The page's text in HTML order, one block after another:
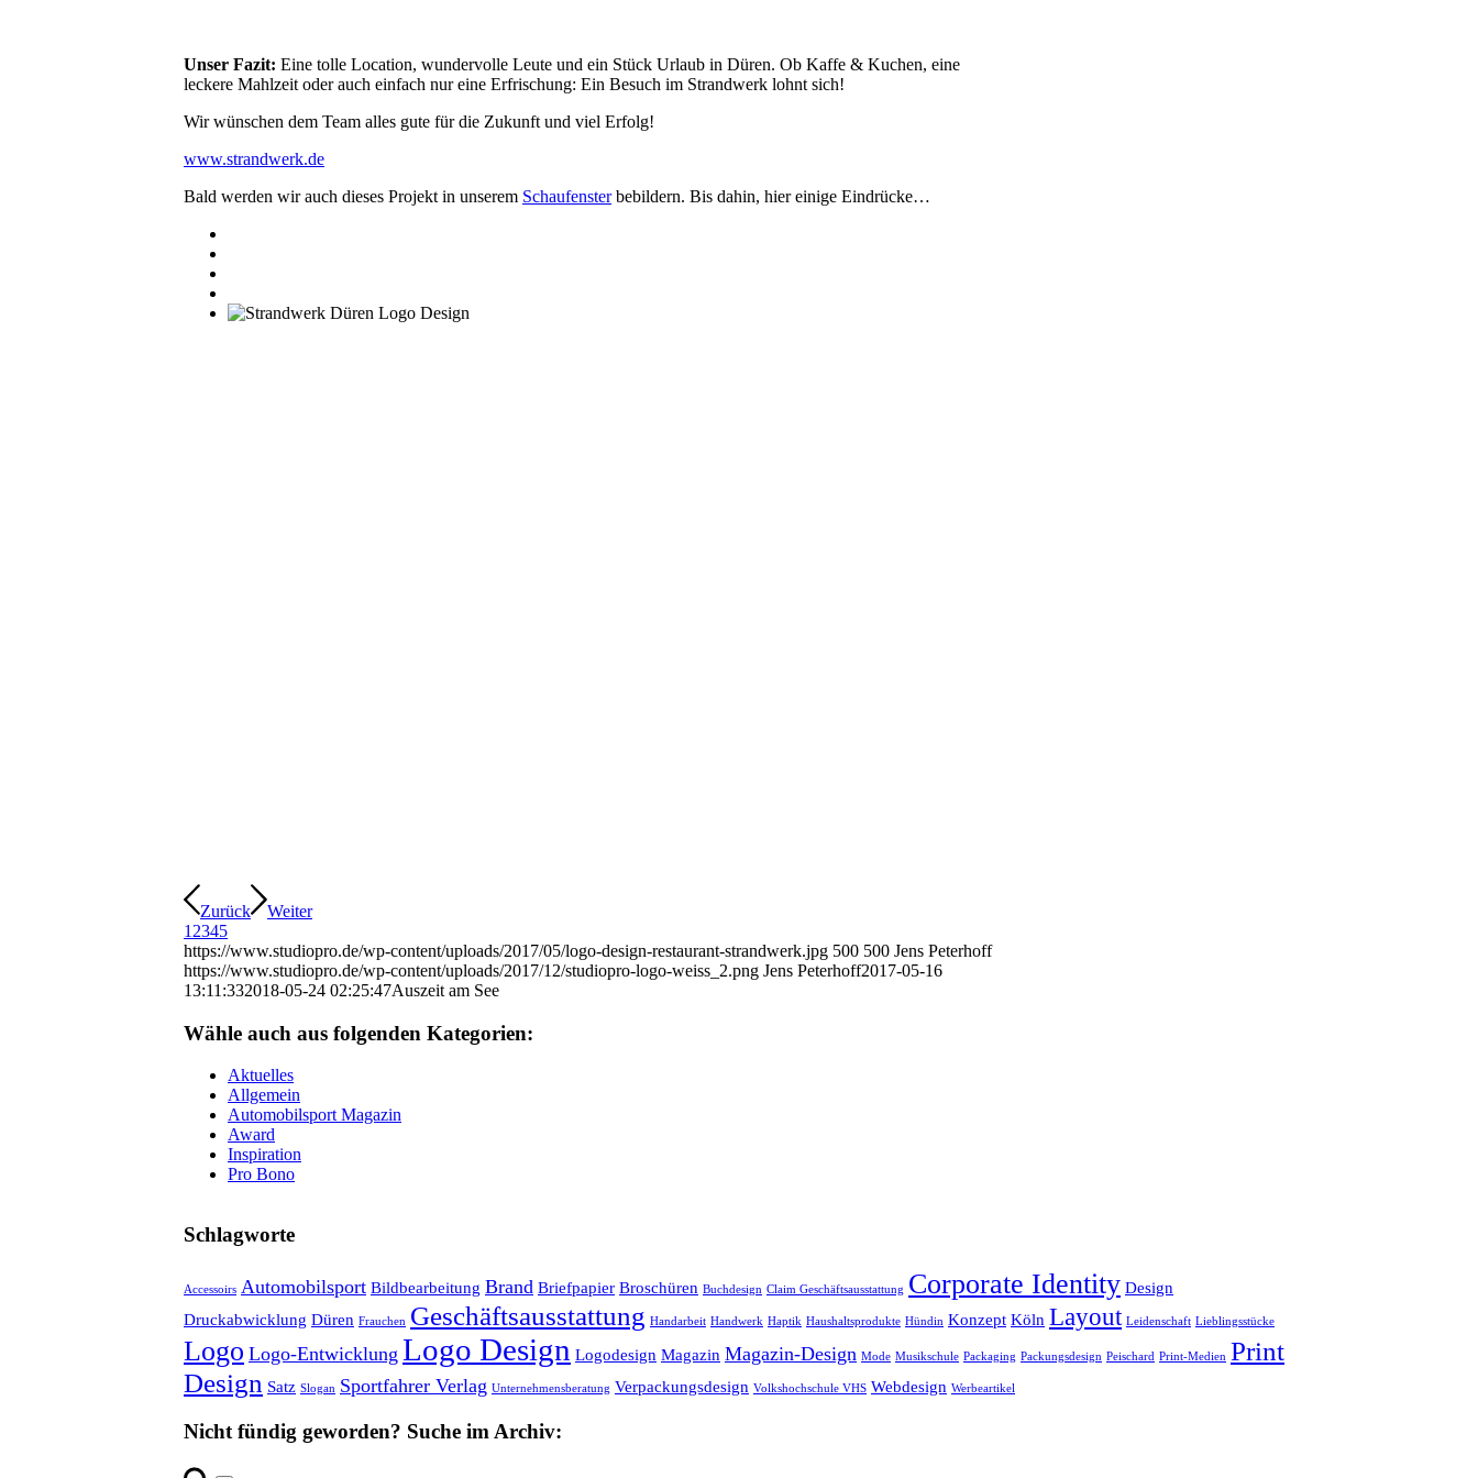
Unser Fazit: Eine tolle Location, wundervolle Leute und ein Stück Urlaub in Düren. Ob Kaffe & Kuchen, eine
leckere Mahlzeit oder auch einfach nur eine Erfrischung: Ein Besuch im Strandwerk lohnt sich!
Wir wünschen dem Team alles gute für die Zukunft und viel Erfolg!
www.strandwerk.de
Bald werden wir auch dieses Projekt in unserem Schaufensterbebildern. Bis dahin, hier einige Eindrücke…
Zurück
Weiter
1 2345
https://www.studiopro.de/wp-content/uploads/2017/05/logo-design-restaurant-strandwerk.jpg 500 500 Jens Peterhoff
https://www.studiopro.de/wp-content/uploads/2017/12/studiopro-logo-weiss_2.png Jens Peterhoff2017-05-16
13:11:332018-05-24 02:25:47Auszeit am See
Wähle auch aus folgenden Kategorien:
Aktuelles
Allgemein
Automobilsport Magazin
Award
Inspiration
Pro Bono
Schlagworte
Accessoirs Automobilsport Bildbearbeitung Brand Briefpapier Broschüren Buchdesign Claim Geschäftsausstattung Corporate Identity Design
Druckabwicklung Düren Frauchen Geschäftsausstattung Handarbeit Handwerk Haptik Haushaltsprodukte Hündin Konzept Köln Layout Leidenschaft Lieblingsstücke
Logo Logo-Entwicklung Logo Design Logodesign Magazin Magazin-Design Mode Musikschule Packaging Packungsdesign Peischard Print-Medien Print
Design Satz Slogan Sportfahrer Verlag Unternehmensberatung Verpackungsdesign Volkshochschule VHS Webdesign Werbeartikel
Nicht fündig geworden? Suche im Archiv: